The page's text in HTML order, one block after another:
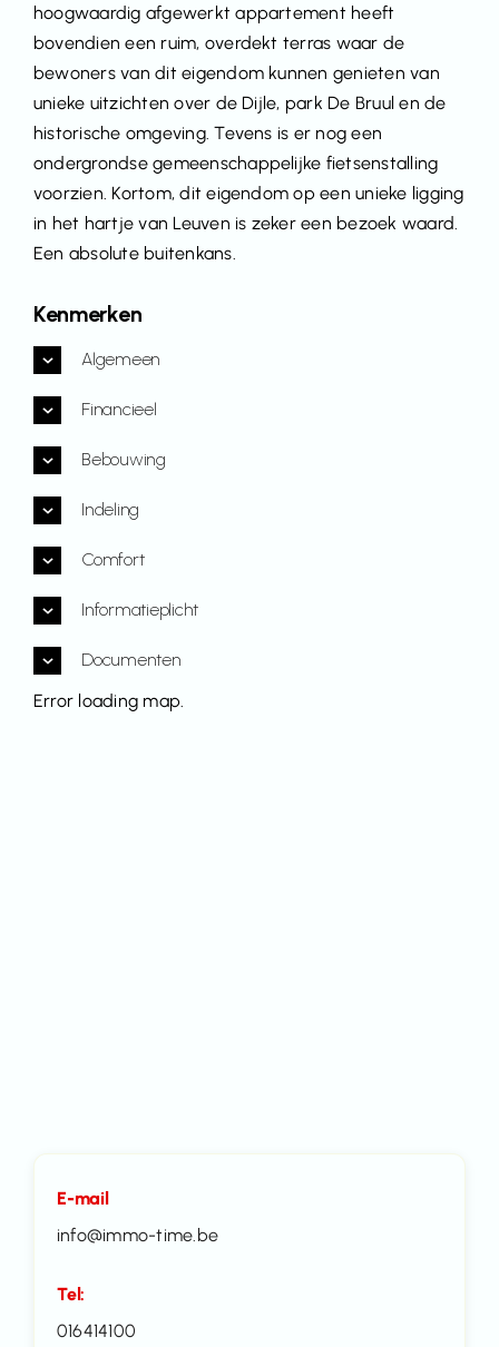
hoogwaardig afgewerkt appartement heeft
bovendien een ruim, overdekt terras waar de
bewoners van dit eigendom kunnen genieten van
unieke uitzichten over de Dijle, park De Bruul en de
historische omgeving. Tevens is er nog een
ondergrondse gemeenschappelijke fietsenstalling
voorzien. Kortom, dit eigendom op een unieke ligging
in het hartje van Leuven is zeker een bezoek waard.
Een absolute buitenkans.
Kenmerken
Algemeen
Financieel
Bebouwing
Indeling
Comfort
Informatieplicht
Documenten
E-mail
info@immo-time.be
Tel:
016414100
Error loading map.